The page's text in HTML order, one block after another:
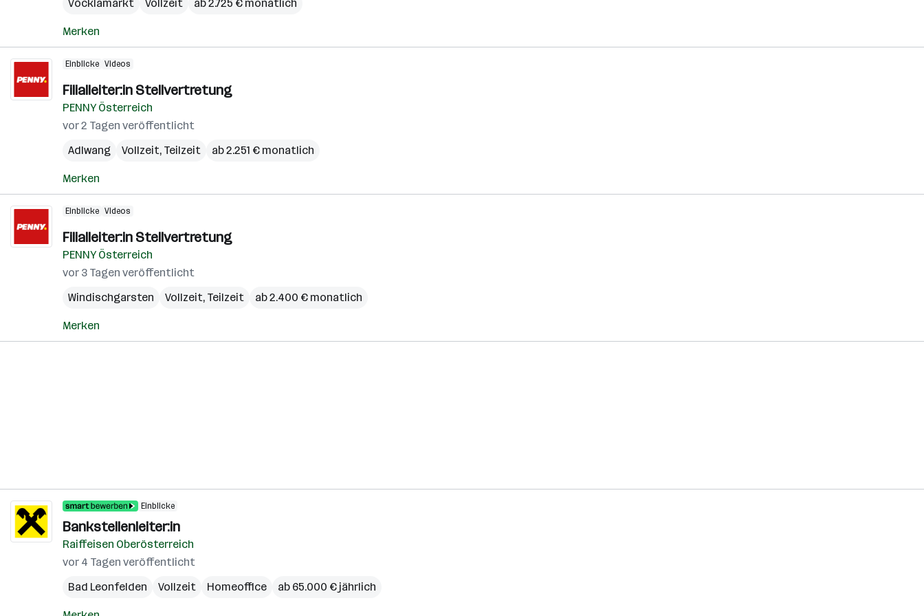
Vöcklamarkt Vollzeit ab 2.725 € monatlich
Merken
Einblicke Videos
Filialleiter:in Stellvertretung
PENNY Österreich
vor 2 Tagen veröffentlicht
Adlwang
Vollzeit, Teilzeit ab 2.251 € monatlich
Merken
Einblicke Videos
Filialleiter:in Stellvertretung
PENNY Österreich
vor 3 Tagen veröffentlicht
Windischgarsten
Vollzeit, Teilzeit ab 2.400 € monatlich
Merken
Einblicke
Bankstellenleiter:in
Raiffeisen Oberösterreich
vor 4 Tagen veröffentlicht
Bad Leonfelden
Vollzeit Homeoffice ab 65.000 € jährlich